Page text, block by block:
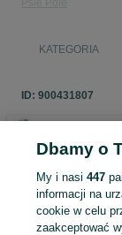
KATEGORIA
ID: 900431807
Zaloguj się lub
sprzedającym
Dbamy o
My i nasi447
informacji na
cookie w celu
zaakceptować